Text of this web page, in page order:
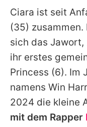
Ciara ist seit
(35)
sich das
ihr erstes
Princess (6). Im
namens Win
2024 die kleine
mit dem Rapper